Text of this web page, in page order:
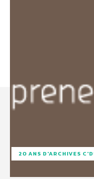
20 ANS D'ARCHIVES